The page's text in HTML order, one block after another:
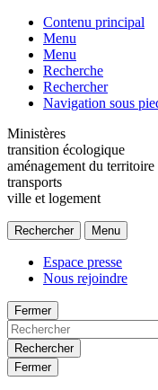
Contenu principal
Menu
Menu
Recherche
Rechercher
Navigation sous
Ministères
transition écologique
aménagement du territoire
transports
ville et logement
Rechercher Menu
Espace presse
Nous rejoindre
Fermer
Rechercher
Fermer